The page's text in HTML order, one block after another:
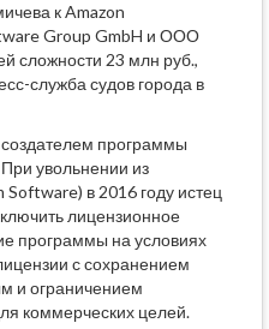
к Amazon
Group GmbH и ООО
сложности 23 млн руб.,
служба судов города в
программы
увольнении из
Software) в 2016 году истец
лицензионное
программы на условиях
с сохранением
и ограничением
коммерческих целей.